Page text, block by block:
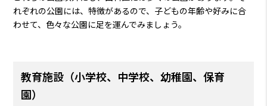
れぞれの公園には、特徴があるので、子どもの年齢や好みに合
わせて、色々な公園に足を運んでみましょう。
教育施設（小学校、中学校、幼稚園、保育
園）